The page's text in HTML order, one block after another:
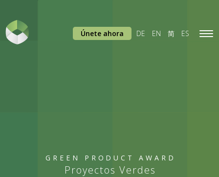
GREEN PRODUCT AWARD
Proyectos Verdes
Únete ahora DE EN 简 ES